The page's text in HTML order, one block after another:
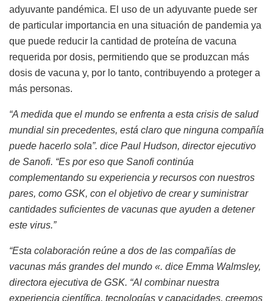
adyuvante pandémica. El uso de un adyuvante puede ser
de particular importancia en una situación de pandemia ya
que puede reducir la cantidad de proteína de vacuna
requerida por dosis, permitiendo que se produzcan más
dosis de vacuna y, por lo tanto, contribuyendo a proteger a
más personas.
“A medida que el mundo se enfrenta a esta crisis de salud
mundial sin precedentes, está claro que ninguna compañía
puede hacerlo sola”. dice Paul Hudson, director ejecutivo
de Sanofi. “Es por eso que Sanofi continúa
complementando su experiencia y recursos con nuestros
pares, como GSK, con el objetivo de crear y suministrar
cantidades suficientes de vacunas que ayuden a detener
este virus.”
“Esta colaboración reúne a dos de las compañías de
vacunas más grandes del mundo «. dice Emma Walmsley,
directora ejecutiva de GSK. “Al combinar nuestra
experiencia científica, tecnologías y capacidades, creemos